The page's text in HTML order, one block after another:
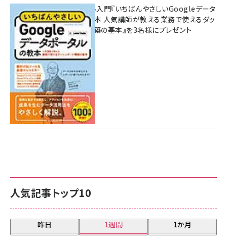
人気記事トップ10
昨日 1週間 1か月
無料BIツール入門『いちばんやさしいGoogleデータ
ポータルの教本 人気講師が教える業務で使えるダッ
シュボード構築の基本』を3名様にプレゼント
7月31日 10:00